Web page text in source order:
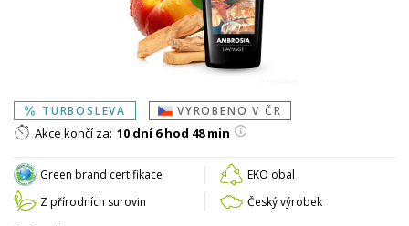
TURBOSLEVA VYROBENO V ČR
Akce končí za: 10 dní 6 hod 48 min
Green brand certifikace
EKO obal
Z přírodních surovin
Český výrobek